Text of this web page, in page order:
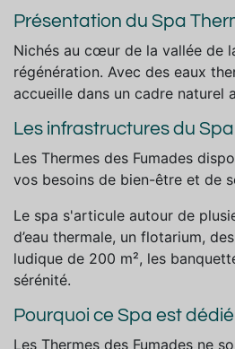
Présentation du Spa
Nichés au cœur de la vallée de
régénération. Avec des eaux
accueille dans un cadre naturel
Les infrastructures du Spa
Les Thermes des Fumades
vos besoins de bien-être et de
Le spa s'articule autour de
d’eau thermale, un flotarium,
ludique de 200 m², les
sérénité.
Pourquoi ce Spa est
Les Thermes des Fumades ne